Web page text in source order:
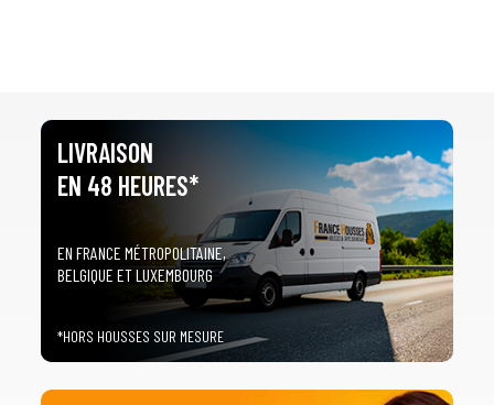
LIVRAISON
EN 48 HEURES*
EN FRANCE MÉTROPOLITAINE,
BELGIQUE ET LUXEMBOURG
*HORS HOUSSES SUR MESURE